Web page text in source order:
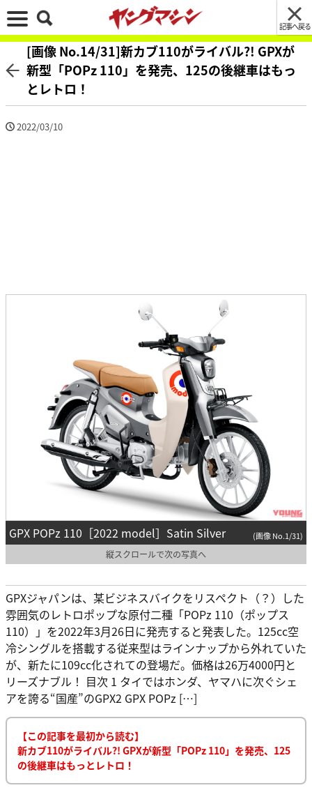
記事へ戻る
[画像 No.14/31]新カブ110がライバル?! GPXが
新型「POPz 110」を発売、125の後継車はもっ
とレトロ！
2022/03/10
GPX POPz 110［2022 model］Satin Silver (画像 No.1/31)
縦スクロールで次の写真へ
GPXジャパンは、某ビジネスバイクをリスペクト（？）した
雰囲気のレトロポップな原付二種「POPz 110（ポップス
110）」を2022年3月26日に発売すると発表した。125cc空
冷シングルを搭載する従来型はラインナップから外れていた
が、新たに109cc化されての登場だ。価格は26万4000円と
リーズナブル！ 目次 1 タイではホンダ、ヤマハに次ぐシェ
アを誇る“国産”のGPX2 GPX POPz […]
【この記事を最初から読む】
新カブ110がライバル?! GPXが新型「POPz 110」を発売、125
の後継車はもっとレトロ！